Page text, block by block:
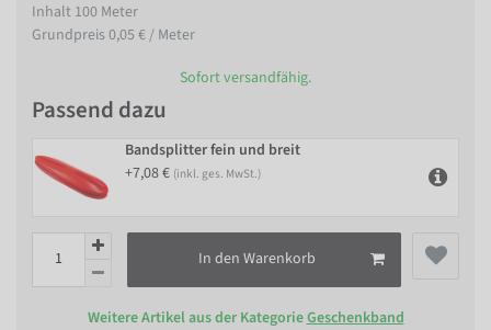
Inhalt 100 Meter
Grundpreis0,05 € / Meter
Sofort versandfähig.
Passend dazu
Bandsplitter fein und breit
+7,08 € (inkl. ges. MwSt.)
In den Warenkorb
Weitere Artikel aus der KategorieGeschenkband